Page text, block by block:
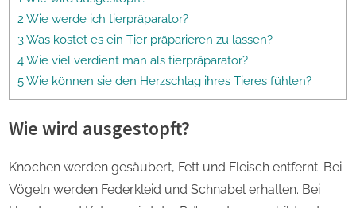
2 Wie werde ich tierpräparator?
3 Was kostet es ein Tier präparieren zu lassen?
4 Wie viel verdient man als tierpräparator?
5 Wie können sie den Herzschlag ihres Tieres fühlen?
Wie wird ausgestopft?
Knochen werden gesäubert, Fett und Fleisch entfernt. Bei
Vögeln werden Federkleid und Schnabel erhalten. Bei